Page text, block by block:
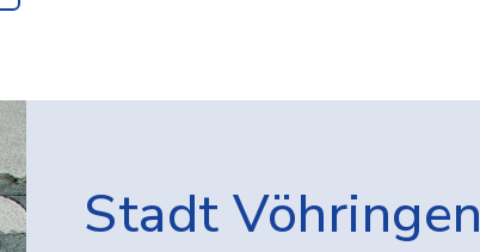
Stadt Vöhringen